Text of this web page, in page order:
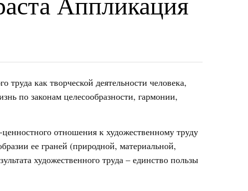
труда как творческой деятельности человека,
по законам целесообразности, гармонии,
отношения к художественному труду
ее граней (природной, материальной,
художественного труда – единство пользы